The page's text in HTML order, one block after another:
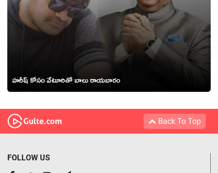
హరీష్ కోసం వేటూరితో బాలు రాయబారం
Back To Top
FOLLOW US